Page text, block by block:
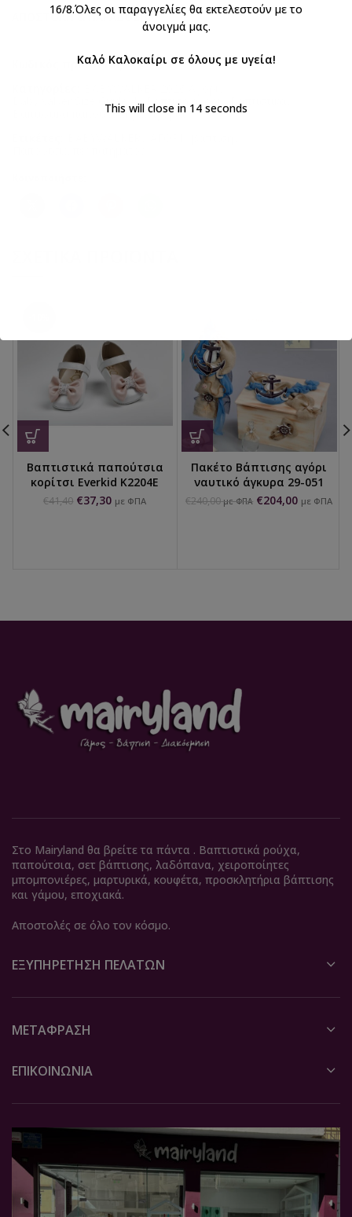
ΑΠΟΣΤΟΛΉ & ΠΑΡΆΔΟΣΗ
Κωδικός προϊόντος:BS3093B
Babywalker Size Guide 4
, Βάπτιση αγόρι Βαπτιστικά
Βαπτιστικά παπούτσια για αγόρια
Βαπτιστικά παπούτσια
κορίτσι Everkid K2204Ε
€41,40 €37,30 με ΦΠΑ
Πακέτο Βάπτισης αγόρι
ναυτικό άγκυρα 29-051
€240,00 με ΦΠΑ €204,00 με ΦΠΑ
Στο Mairyland θα βρείτε τα πάντα . Βαπτιστικά ρούχα,
παπούτσια, σετ βάπτισης, λαδόπανα, χειροποίητες
μπομπονιέρες, μαρτυρικά, κουφέτα, προσκλητήρια βάπτισης
και γάμου, εποχιακά.
Αποστολές σε όλο τον κόσμο.
ΕΞΥΠΗΡΈΤΗΣΗ ΠΕΛΑΤΏΝ
ΜΕΤΆΦΡΑΣΗ
ΕΠΙΚΟΙΝΩΝΙΑ
16/8.Όλες οι παραγγελίες θα εκτελεστούν με το
άνοιγμά μας.
Καλό Καλοκαίρι σε όλους με υγεία!
This will close in 14 seconds